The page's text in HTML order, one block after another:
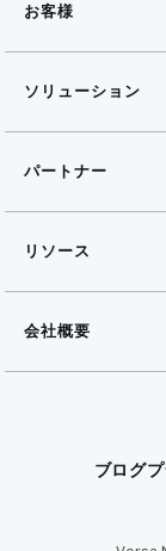
お客様
ソリューション
パートナー
リソース
会社概要
ブログ